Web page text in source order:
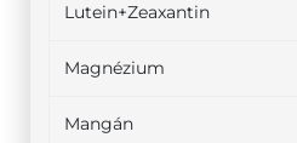
Lutein+Zeaxantin
Magnézium
Mangán